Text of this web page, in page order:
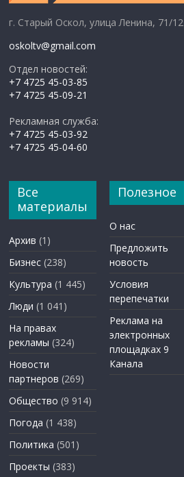
г. Старый Оскол, улица Ленина, 71/12
oskoltv@gmail.com
Отдел новостей:
+7 4725 45-03-85
+7 4725 45-09-21
Рекламная служба:
+7 4725 45-03-92
+7 4725 45-04-60
Все
материалы
Архив (1)
Бизнес (238)
Культура (1 445)
Люди (1 041)
На правах
рекламы (324)
Новости
партнеров (269)
Общество (9 914)
Погода (1 438)
Политика (501)
Проекты (383)
Полезное
О нас
Предложить
новость
Условия
перепечатки
Реклама на
электронных
площадках 9
Канала